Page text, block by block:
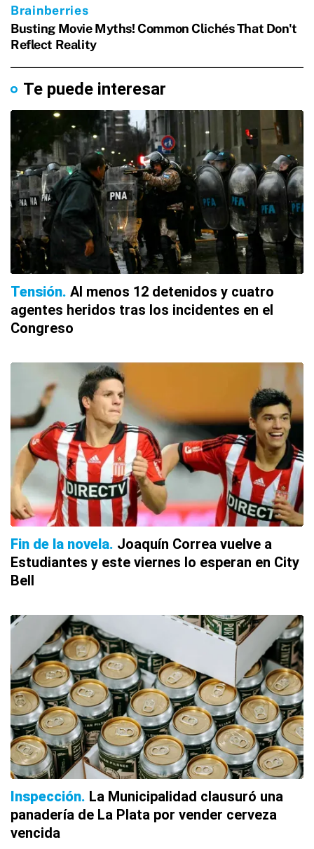
Te puede interesar
Tensión Al menos 12 detenidos y cuatro
agentes heridos tras los incidentes en el
Congreso
Fin de la novela Joaquín Correa vuelve a
Estudiantes y este viernes lo esperan en City
Bell
Inspección La Municipalidad clausuró una
panadería de La Plata por vender cerveza
vencida